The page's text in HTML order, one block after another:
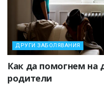
ДРУГИ ЗАБОЛЯВАНИЯ
Как да помогнем на
родители